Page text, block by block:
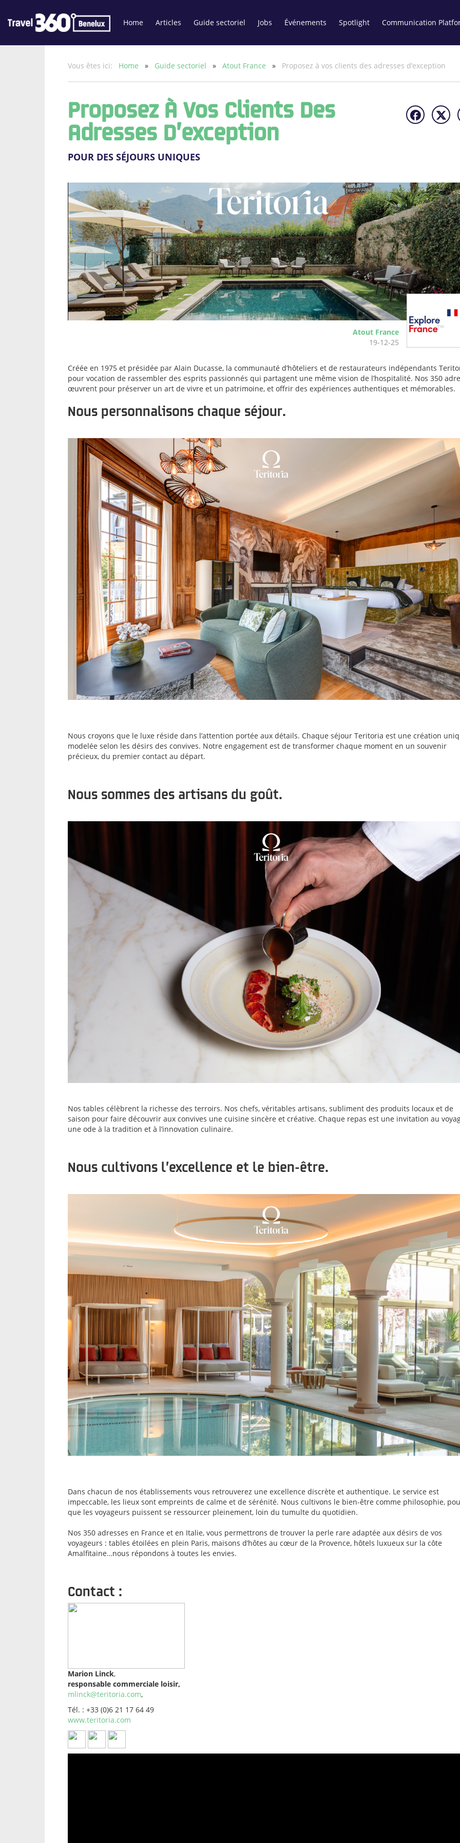
Home Articles Guide sectoriel Jobs Événements Spotlight Communication
Vous êtes ici: Home » Guide sectoriel » Atout France » Proposez à vos clients des adresses d’exception
Proposez À Vos Clients Des
Adresses D’exception
POUR DES SÉJOURS UNIQUES
Atout France
19-12-25
Créée en 1975 et présidée par Alain Ducasse, la communauté d’hôteliers et de restaurateurs indépendants
pour vocation de rassembler des esprits passionnés qui partagent une même vision de l’hospitalité. Nos 350
œuvrent pour préserver un art de vivre et un patrimoine, et offrir des expériences authentiques et mémorables.
Nous personnalisons chaque séjour.
Nous croyons que le luxe réside dans l’attention portée aux détails. Chaque séjour Teritoria est une création
modelée selon les désirs des convives. Notre engagement est de transformer chaque moment en un souvenir
précieux, du premier contact au départ.
Nous sommes des artisans du goût.
Nos tables célèbrent la richesse des terroirs. Nos chefs, véritables artisans, subliment des produits locaux et de
saison pour faire découvrir aux convives une cuisine sincère et créative. Chaque repas est une invitation au
une ode à la tradition et à l’innovation culinaire.
Nous cultivons l’excellence et le bien-être.
Dans chacun de nos établissements vous retrouverez une excellence discrète et authentique. Le service est
impeccable, les lieux sont empreints de calme et de sérénité. Nous cultivons le bien-être comme philosophie,
que les voyageurs puissent se ressourcer pleinement, loin du tumulte du quotidien.
Nos 350 adresses en France et en Italie, vous permettrons de trouver la perle rare adaptée aux désirs de vos
voyageurs : tables étoilées en plein Paris, maisons d’hôtes au cœur de la Provence, hôtels luxueux sur la côte
Amalfitaine…nous répondons à toutes les envies.
Contact :
Marion Linck,
responsable commerciale loisir,
mlinck@teritoria.com,
Tél. : +33 (0)6 21 17 64 49
www.teritoria.com